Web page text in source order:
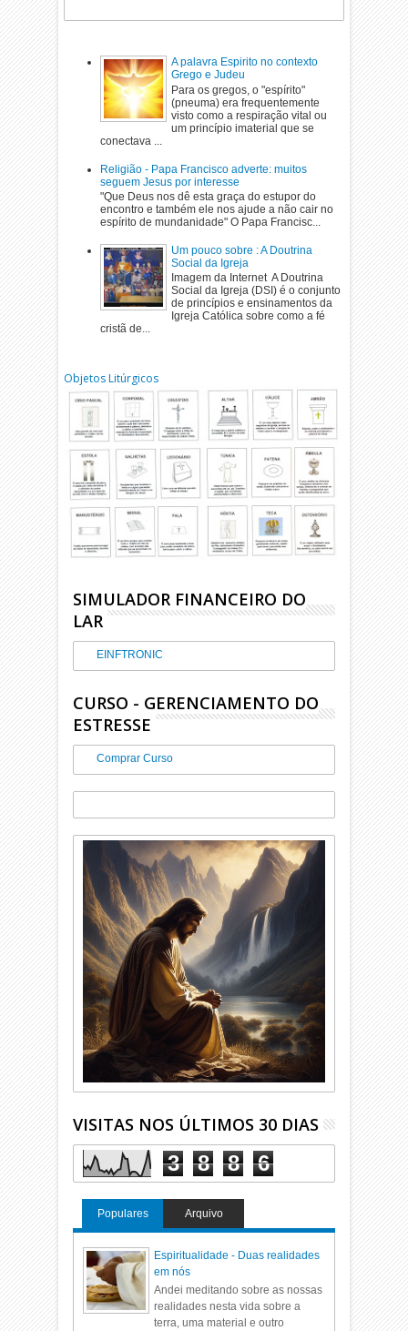
A palavra Espirito no contexto
Grego e Judeu
Para os gregos, o "espírito"
(pneuma) era frequentemente
visto como a respiração vital ou
um princípio imaterial que se
conectava ...
Religião - Papa Francisco adverte: muitos
seguem Jesus por interesse
"Que Deus nos dê esta graça do estupor do
encontro e também ele nos ajude a não cair no
espírito de mundanidade" O Papa Francisc...
Um pouco sobre : A Doutrina
Social da Igreja
Imagem da Internet A Doutrina
Social da Igreja (DSI) é o conjunto
de princípios e ensinamentos da
Igreja Católica sobre como a fé
cristã de...
Objetos Litúrgicos
SIMULADOR FINANCEIRO DO
LAR
EINFTRONIC
CURSO - GERENCIAMENTO DO
ESTRESSE
Comprar Curso
VISITAS NOS ÚLTIMOS 30 DIAS
3 8 8 6
Populares Arquivo
Espiritualidade - Duas realidades
em nós
Andei meditando sobre as nossas
realidades nesta vida sobre a
terra, uma material e outro